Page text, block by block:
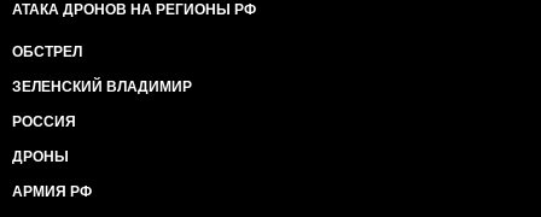
АТАКА ДРОНОВ НА РЕГИОНЫ РФ
ОБСТРЕЛ
ЗЕЛЕНСКИЙ ВЛАДИМИР
РОССИЯ
ДРОНЫ
АРМИЯ РФ